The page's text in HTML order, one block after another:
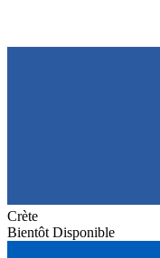
Crète
Bientôt Disponible